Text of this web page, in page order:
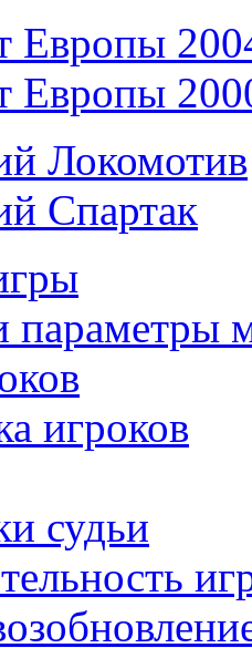
Европы
Европы
Локомотив
Спартак
параметры
игроков
судьи